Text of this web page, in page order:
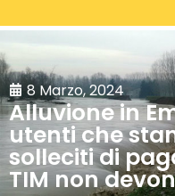
8 Marzo, 2024
Alluvione in
utenti che
solleciti di
TIM non